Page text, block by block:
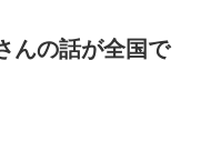
んの話が全国で